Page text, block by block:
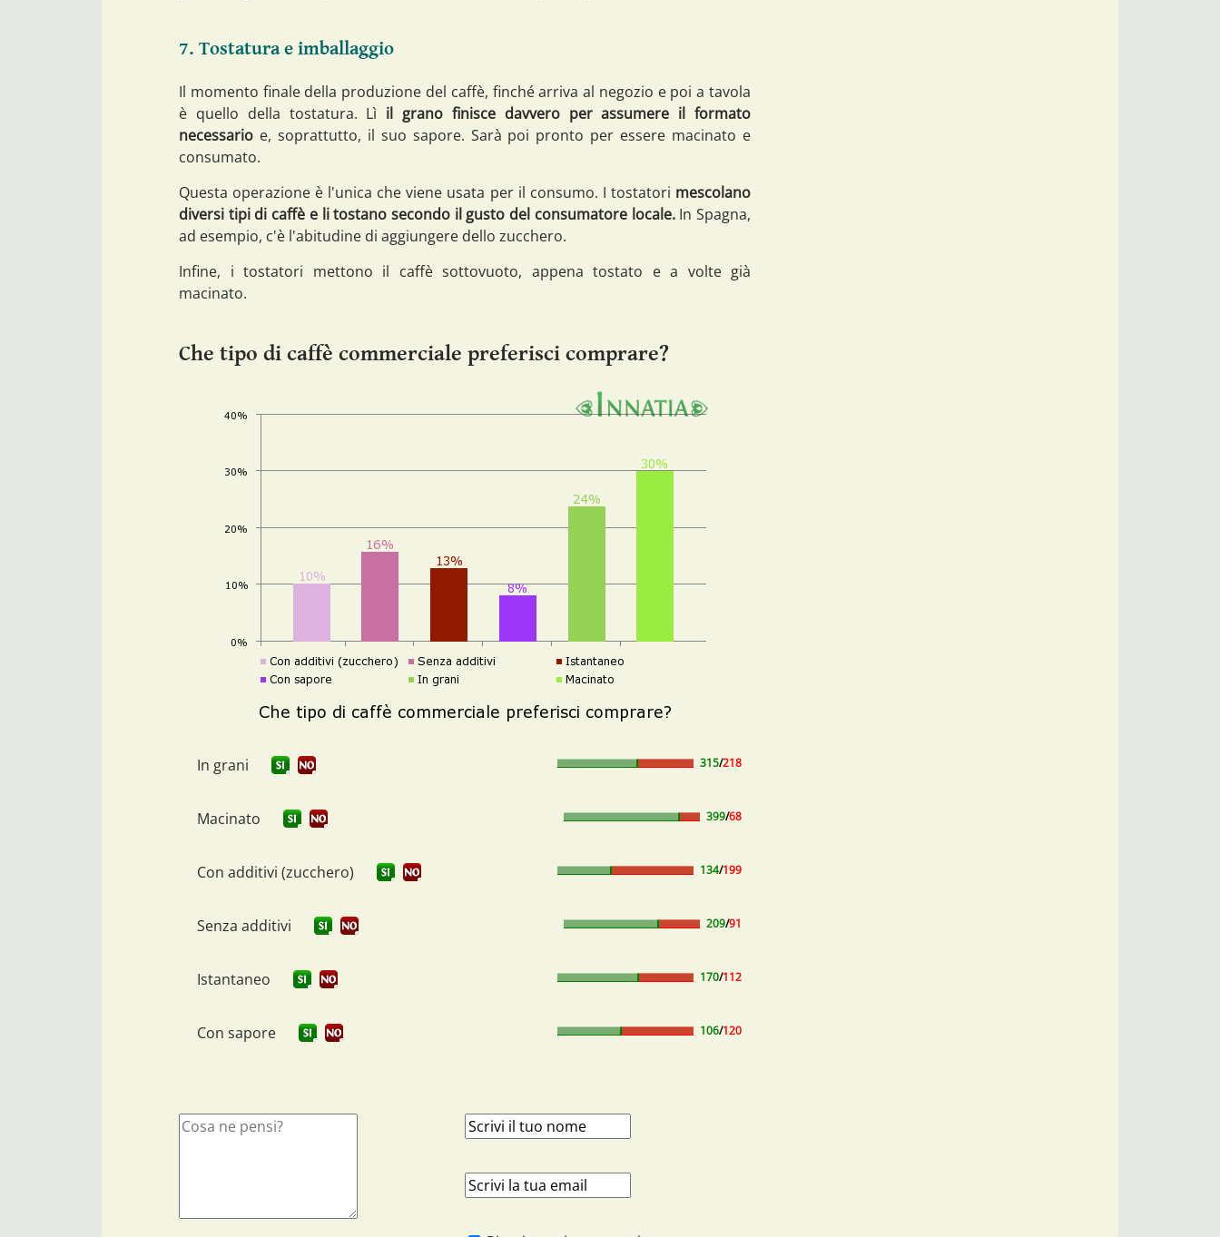
7. Tostatura e imballaggio
Il momento finale della produzione del caffè, finché arriva al negozio e poi a tavola
è quello della tostatura. Lì il grano finisce davvero per assumere il formato
necessario e, soprattutto, il suo sapore. Sarà poi pronto per essere macinato e
consumato.
Questa operazione è l'unica che viene usata per il consumo. I tostatori mescolano
diversi tipi di caffè e li tostano secondo il gusto del consumatore locale.In Spagna,
ad esempio, c'è l'abitudine di aggiungere dello zucchero.
Infine, i tostatori mettono il caffè sottovuoto, appena tostato e a volte già
macinato.
Che tipo di caffè commerciale preferisci comprare?
In grani 315/218
Macinato 399/68
Con additivi (zucchero) 134/199
Senza additivi 209/91
Istantaneo 170/112
Con sapore 106/120